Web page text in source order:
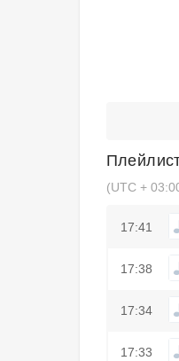
(UTC +
17:41
17:38
17:34
17:33